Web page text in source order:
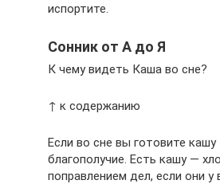
испортите.
Сонник от А до Я
К чему видеть Каша во сне?
↑ к содержанию
Если во сне вы готовите
благополучие. Есть кашу —
поправлением дел, если они